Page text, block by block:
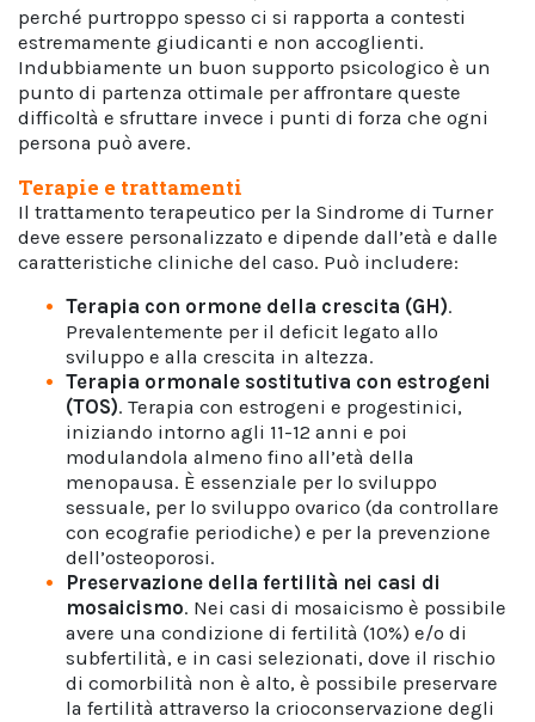
perché purtroppo spesso ci si rapporta a contesti
estremamente giudicanti e non accoglienti.
Indubbiamente un buon supporto psicologico è un
punto di partenza ottimale per affrontare queste
difficoltà e sfruttare invece i punti di forza che ogni
persona può avere.
Terapie e trattamenti
Il trattamento terapeutico per la Sindrome di Turner
deve essere personalizzato e dipende dall’età e dalle
caratteristiche cliniche del caso. Può includere:
Terapia con ormone della crescita (GH).
Prevalentemente per il deficit legato allo
sviluppo e alla crescita in altezza.
Terapia ormonale sostitutiva con estrogeni
(TOS). Terapia con estrogeni e progestinici,
iniziando intorno agli 11-12 anni e poi
modulandola almeno fino all’età della
menopausa. È essenziale per lo sviluppo
sessuale, per lo sviluppo ovarico (da controllare
con ecografie periodiche) e per la prevenzione
dell’osteoporosi.
Preservazione della fertilità nei casi di
mosaicismo. Nei casi di mosaicismo è possibile
avere una condizione di fertilità (10%) e/o di
subfertilità, e in casi selezionati, dove il rischio
di comorbilità non è alto, è possibile preservare
la fertilità attraverso la crioconservazione degli